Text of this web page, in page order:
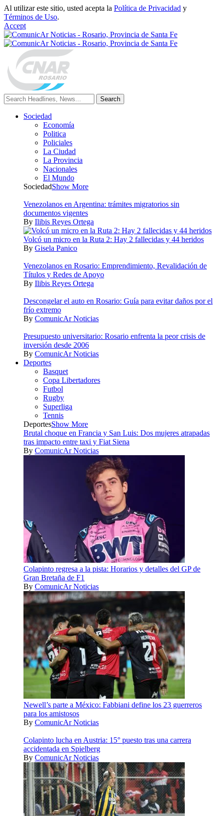
Al utilizar este sitio, usted acepta la Política de Privacidad y
Términos de Uso.
Accept
Sociedad
Economía
Politica
Policiales
La Ciudad
La Provincia
Nacionales
El Mundo
SociedadShow More
Venezolanos en Argentina: trámites migratorios sin
documentos vigentes
By Ilibis Reyes Ortega
Volcó un micro en la Ruta 2: Hay 2 fallecidas y 44 heridos
By Gisela Panico
Venezolanos en Rosario: Emprendimiento, Revalidación de
Títulos y Redes de Apoyo
By Ilibis Reyes Ortega
Descongelar el auto en Rosario: Guía para evitar daños por el
frío extremo
By ComunicAr Noticias
Presupuesto universitario: Rosario enfrenta la peor crisis de
inversión desde 2006
By ComunicAr Noticias
Deportes
Basquet
Copa Libertadores
Futbol
Rugby
Superliga
Tennis
DeportesShow More
Brutal choque en Francia y San Luis: Dos mujeres atrapadas
tras impacto entre taxi y Fiat Siena
By ComunicAr Noticias
Colapinto regresa a la pista: Horarios y detalles del GP de
Gran Bretaña de F1
By ComunicAr Noticias
Newell’s parte a México: Fabbiani define los 23 guerreros
para los amistosos
By ComunicAr Noticias
Colapinto lucha en Austria: 15° puesto tras una carrera
accidentada en Spielberg
By ComunicAr Noticias